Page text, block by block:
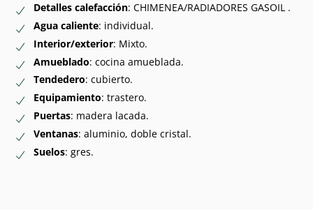
Detalles calefacción: CHIMENEA/RADIADORES GASOIL .
Agua caliente: individual.
Interior/exterior: Mixto.
Amueblado: cocina amueblada.
Tendedero: cubierto.
Equipamiento: trastero.
Puertas: madera lacada.
Ventanas: aluminio, doble cristal.
Suelos: gres.